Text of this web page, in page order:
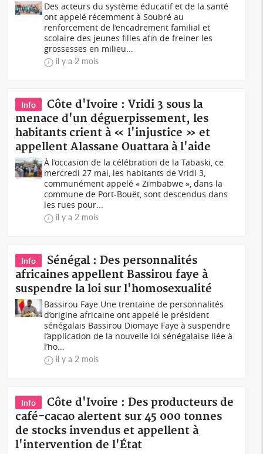
Des acteurs du système éducatif et de la santé
ont appelé récemment à Soubré au
renforcement de l’encadrement familial et
scolaire des jeunes filles afin de freiner les
grossesses en milieu...
il y a 2 mois
Info
Côte d'Ivoire : Vridi 3 sous la
menace d'un déguerpissement, les
habitants crient à « l'injustice » et
appellent Alassane Ouattara à l'aide
À l’occasion de la célébration de la Tabaski, ce
mercredi 27 mai, les habitants de Vridi 3,
communément appelé « Zimbabwe », dans la
commune de Port-Bouët, sont descendus dans
les rues pour...
il y a 2 mois
Info
Sénégal : Des personnalités
africaines appellent Bassirou faye à
suspendre la loi sur l'homosexualité
Bassirou Faye Une trentaine de personnalités
d’origine africaine ont appelé le président
sénégalais Bassirou Diomaye Faye à suspendre
l’application de la nouvelle loi sénégalaise liée à
l’ho...
il y a 2 mois
Info
Côte d'Ivoire : Des producteurs de
café-cacao alertent sur 45 000 tonnes
de stocks invendus et appellent à
l'intervention de l'État